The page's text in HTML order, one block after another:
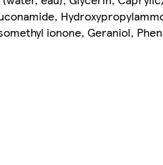
ionone, Geraniol,